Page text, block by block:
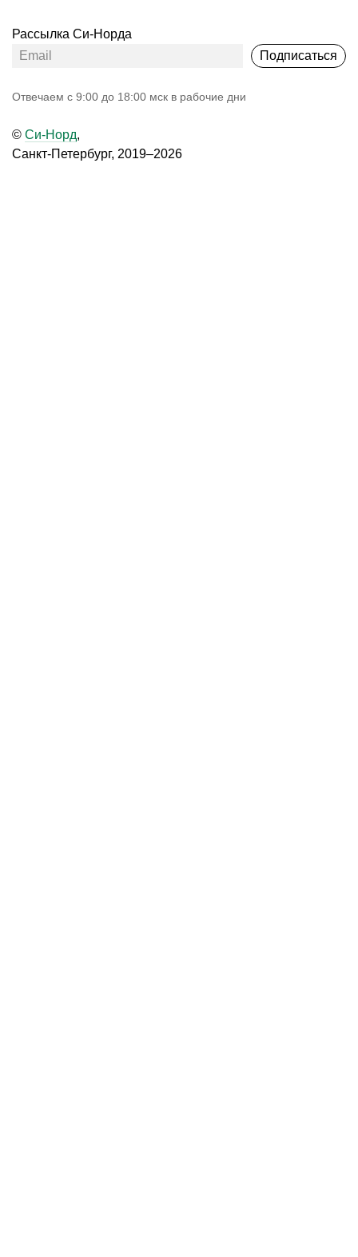
Рассылка Си-Норда
Подписаться
Oтвечаем с 9:00 до 18:00 мск в рабочие дни
© Си-Норд,
Санкт-Петербург, 2019–2026